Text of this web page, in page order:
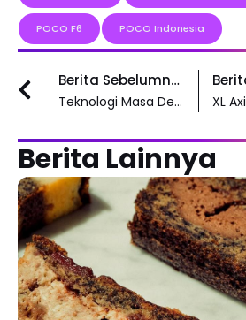
POCO F6 POCO Indonesia
Prev Berita Sebelumnya
Teknologi Masa Depan, Bagaimana Inovasi Mengubah Dunia
Berita Lainnya